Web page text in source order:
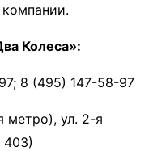
Колеса»:
8 (495) 147-58-97
метро), ул. 2-я
403)